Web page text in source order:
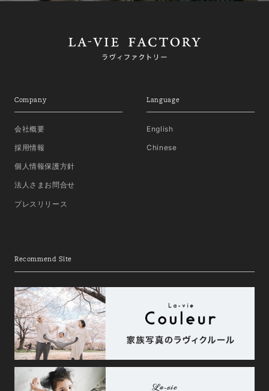
Company
会社概要
採用情報
個人情報保護方針
法人さまお問合せ
プレスリリース
Language
English
Chinese
Recommend Site